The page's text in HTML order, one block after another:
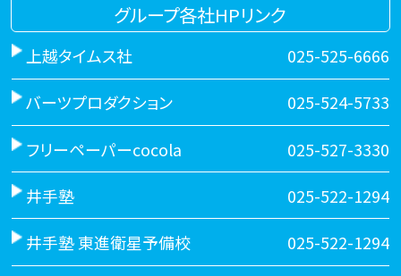
グループ各社HPリンク
上越タイムス社 025-525-6666
バーツプロダクション 025-524-5733
フリーペーパーcocola 025-527-3330
井手塾 025-522-1294
井手塾 東進衛星予備校 025-522-1294